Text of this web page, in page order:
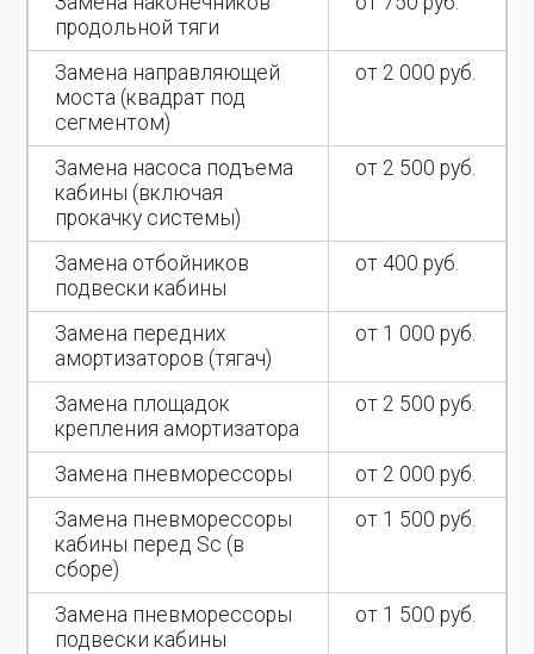
продольной тяги
Замена направляющей
моста (квадрат под
сегментом)
от 2 000 руб.
Замена насоса подъема
кабины (включая
прокачку системы)
от 2 500 руб.
Замена отбойников
подвески кабины
от 400 руб.
Замена передних
амортизаторов (тягач)
от 1 000 руб.
Замена площадок
крепления амортизатора
от 2 500 руб.
Замена пневморессоры
от 2 000 руб.
Замена пневморессоры
кабины перед Sc (в
сборе)
от 1 500 руб.
Замена пневморессоры
подвески кабины
от 1 500 руб.